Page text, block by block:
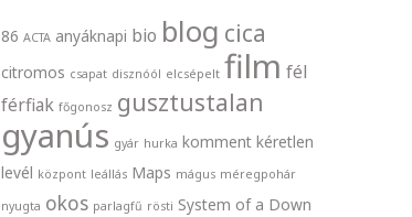
86 ACTA anyáknapi bio blog cica
citromos csapat disznóól elcsépelt film fél
férfiak főgonosz gusztustalan
gyanús gyár hurka komment kéretlen
levél központ leállás Maps mágus méregpohár
nyugta okos parlagfű rösti System of a Down